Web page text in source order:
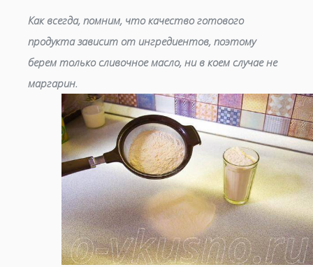
Как всегда, помним, что качество готового
продукта зависит от ингредиентов, поэтому
берем только сливочное масло, ни в коем случае не
маргарин.